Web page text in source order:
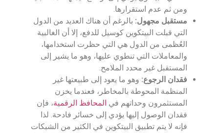
ومن ثم عدم استقرارها.
مستقبل مجهول: بالرغم أن هناك العديد من الدول
التي قبلت البيتكوين كوسيل للدفع، إلا أن الغالبية
العُظمى من الدول هي التي حظرت استخدامها،
والمعاملات التي تنطوي عليها، وهو ما يشير إلى
المستقبل غير محدد الملامح.
فقدان الرجوع: وهو ما يعود إلى طبيعتها غير
المنظمة المحوطة بالمخاطر، فعندما يخزن
المستثمرون وحداتهم في المحافظ الرقمية، فإن
فقدان الوصول إليها يؤدي إلى خسائر فادحة. لذا
فإنه لا يتم تطبيق البيتكوين في الكثير من الشبكات